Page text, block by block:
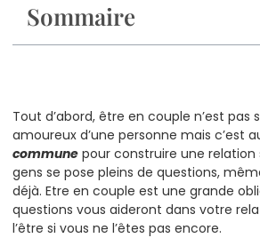
Sommaire
Tout d’abord, être en couple n’est pas
amoureux d’une personne mais c’est
commune pour construire une relation
gens se pose pleins de questions,
déjà. Etre en couple est une grande
questions vous aideront dans votre
l’être si vous ne l’êtes pas encore.